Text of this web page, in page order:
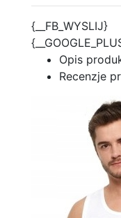
{__FB_WYSLIJ}
Opis
Recenzje